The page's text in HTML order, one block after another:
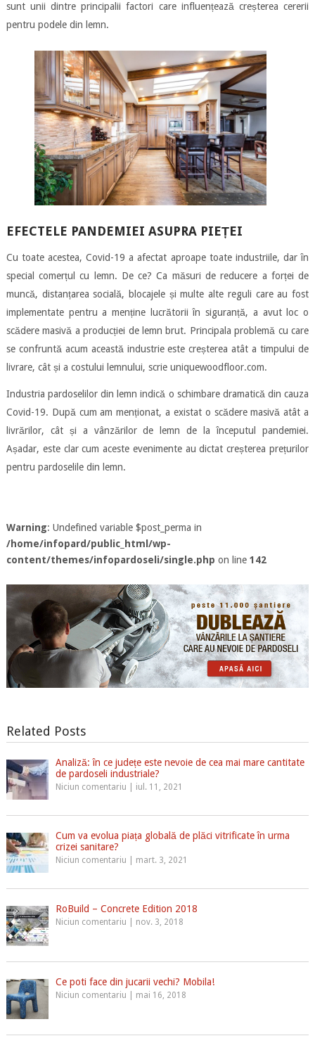
sunt unii dintre principalii factori care influențează creșterea cererii
pentru podele din lemn.
EFECTELE PANDEMIEI ASUPRA PIEȚEI
Cu toate acestea, Covid-19 a afectat aproape toate industriile, dar în
special comerțul cu lemn. De ce? Ca măsuri de reducere a forței de
muncă, distanțarea socială, blocajele și multe alte reguli care au fost
implementate pentru a menține lucrătorii în siguranță, a avut loc o
scădere masivă a producției de lemn brut. Principala problemă cu care
se confruntă acum această industrie este creșterea atât a timpului de
livrare, cât și a costului lemnului, scrie uniquewoodfloor.com.
Industria pardoselilor din lemn indică o schimbare dramatică din cauza
Covid-19. După cum am menționat, a existat o scădere masivă atât a
livrărilor, cât și a vânzărilor de lemn de la începutul pandemiei.
Așadar, este clar cum aceste evenimente au dictat creșterea prețurilor
pentru pardoselile din lemn.
Warning: Undefined variable $post_perma in
/home/infopard/public_html/wp-
content/themes/infopardoseli/single.php on line 142
Related Posts
Analiză: în ce județe este nevoie de cea mai mare cantitate
de pardoseli industriale?
Niciun comentariu iul. 11, 2021
Cum va evolua piața globală de plăci vitrificate în urma
crizei sanitare?
Niciun comentariu mart. 3, 2021
RoBuild – Concrete Edition 2018
Niciun comentariu nov. 3, 2018
Ce poti face din jucarii vechi? Mobila!
Niciun comentariu mai 16, 2018